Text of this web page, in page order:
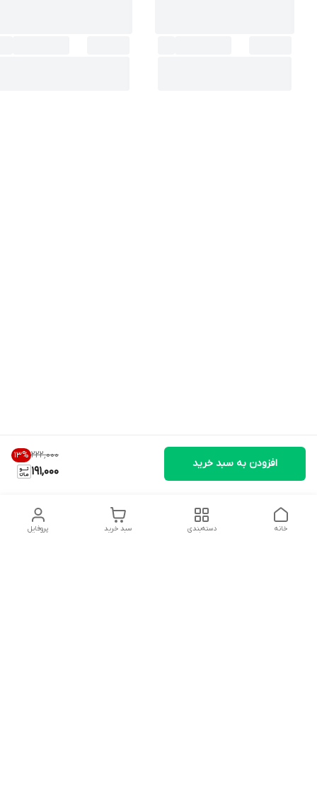
۲۲۲٬۰۰۰ 13%
191,000
افزودن به سبد خرید
پروفایل سبد خرید دسته‌بندی خانه